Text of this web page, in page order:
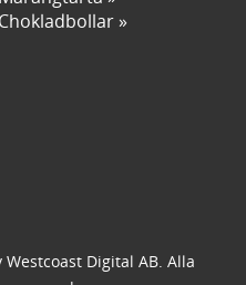
Chokladbollar
Digital AB. Alla